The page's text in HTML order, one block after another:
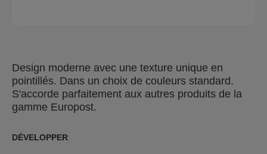
Design moderne avec une texture unique en
pointillés. Dans un choix de couleurs standard.
S'accorde parfaitement aux autres produits de la
gamme Europost.
DÉVELOPPER